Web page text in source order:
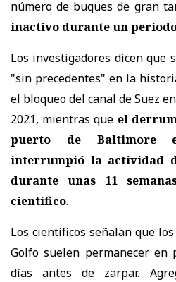
número de buques de gran
inactivo durante un
Los investigadores dicen que
"sin precedentes" en la
el bloqueo del canal de Suez
2021, mientras que el
puerto de Baltimore
interrumpió la actividad
durante unas 11
científico.
Los científicos señalan que
Golfo suelen permanecer
días antes de zarpar.